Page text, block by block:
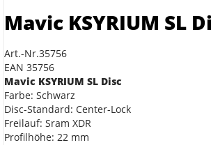
Mavic KSYRIUM SL
Art.-Nr.35756
EAN 35756
Mavic KSYRIUM SL Disc
Farbe: Schwarz
Disc-Standard: Center-Lock
Freilauf: Sram XDR
Profilhöhe: 22 mm